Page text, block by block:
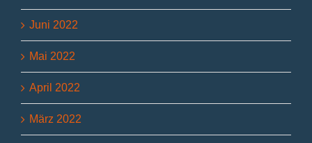
Juni 2022
Mai 2022
April 2022
März 2022